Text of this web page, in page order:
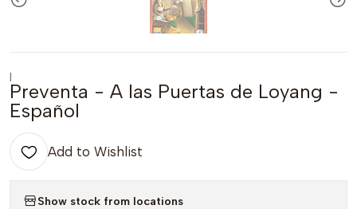
|
Preventa - A las Puertas de Loyang -
Español
Add to Wishlist
Show stock from locations